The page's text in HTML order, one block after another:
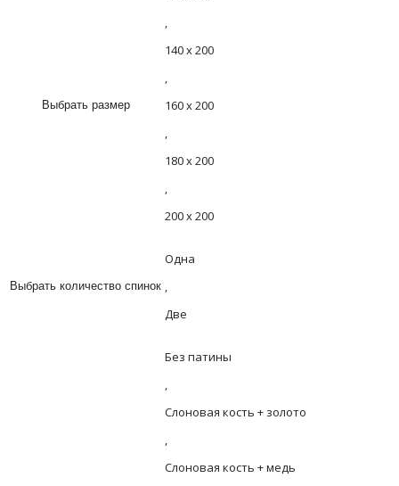
Выбрать размер
,
140 х 200
,
160 х 200
,
180 х 200
,
200 х 200
Выбрать количество спинок
Одна
,
Две
Без патины
,
Слоновая кость + золото
,
Слоновая кость + медь